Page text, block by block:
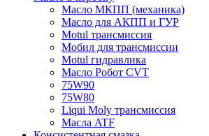
Масло МКПП (механика)
Масло для АКПП и ГУР
Motul трансмиссия
Мобил для трансмиссии
Motul гидравлика
Масло Робот CVT
75W90
75W80
Liqui Moly трансмиссия
Масла ATF